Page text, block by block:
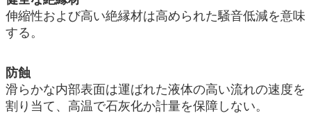
伸縮性および高い絶縁材は高められた騒音低減を意味
する。
防蝕
滑らかな内部表面は運ばれた液体の高い流れの速度を
割り当て、高温で石灰化か計量を保障しない。